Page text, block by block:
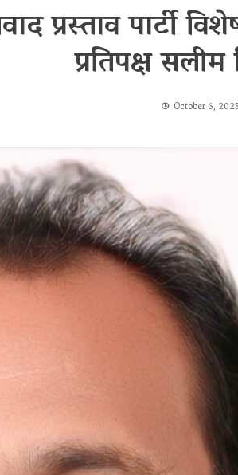
प्रस्ताव पार्टी
प्रतिपक्ष सलीम
October 6, 2025